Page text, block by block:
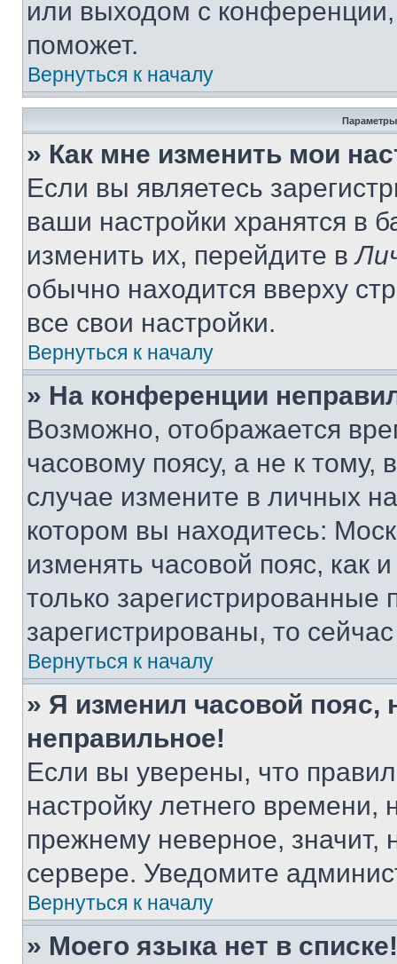
или выходом с
поможет.
Вернуться к началу
Параметры
» Как мне изменить мои
Если вы являетесь
ваши настройки хранятся в
изменить их, перейдите в
обычно находится вверху
все свои настройки.
Вернуться к началу
» На конференции
Возможно, отображается
часовому поясу, а не к тому,
случае измените в личных
котором вы находитесь:
изменять часовой пояс, как
только
зарегистрированы, то
Вернуться к началу
» Я изменил часовой пояс,
неправильное!
Если вы уверены, что
настройку летнего
прежнему неверное, значит,
сервере. Уведомите
Вернуться к началу
» Моего языка нет в списке!